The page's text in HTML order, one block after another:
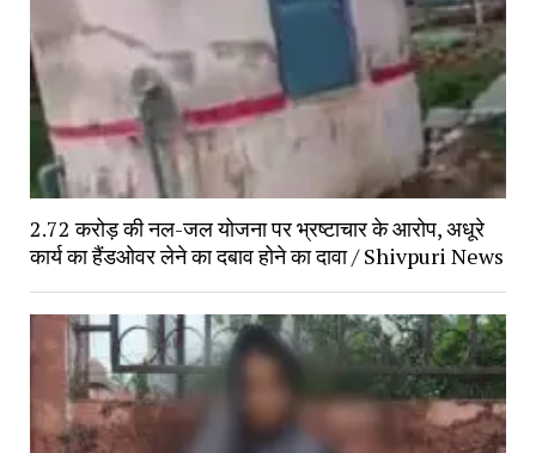
2.72 करोड़ की नल-जल योजना पर भ्रष्टाचार के आरोप, अधूरे
कार्य का हैंडओवर लेने का दबाव होने का दावा / Shivpuri News